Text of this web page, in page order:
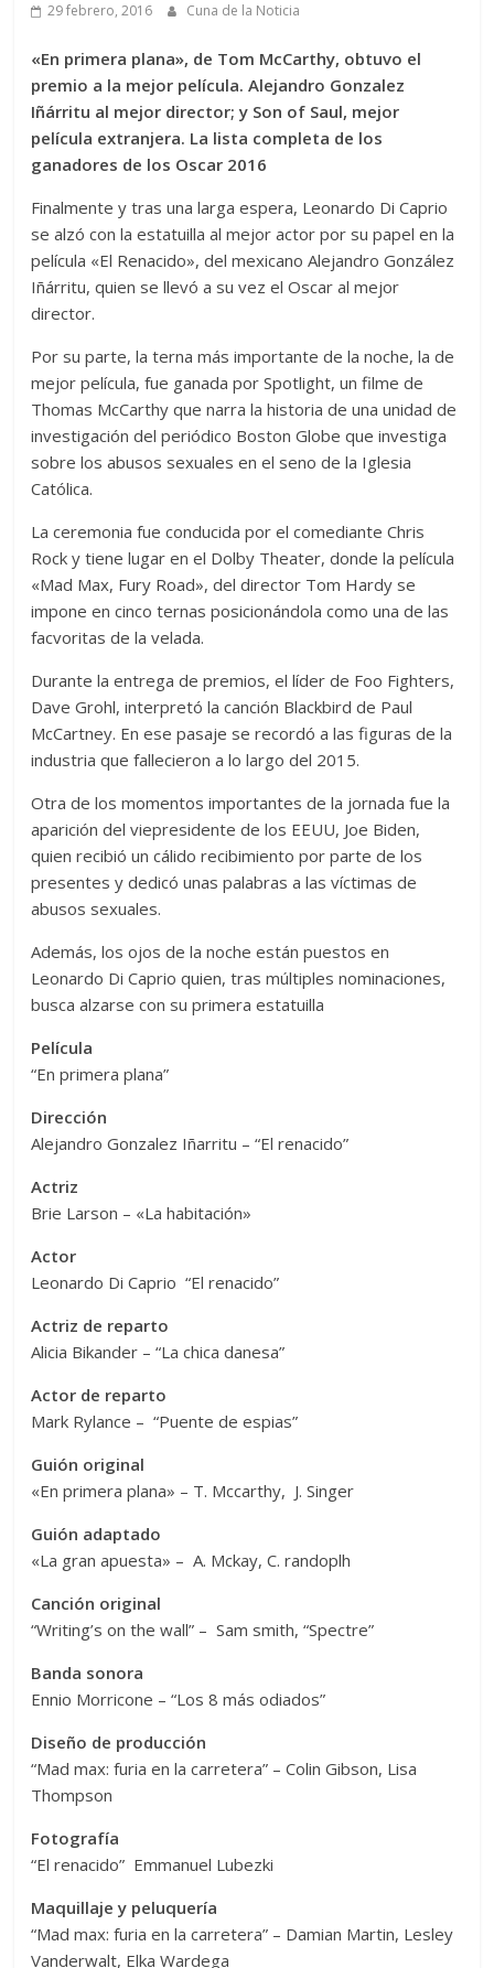
29 febrero, 2016 Cuna de la Noticia
«En primera plana», de Tom McCarthy, obtuvo el
premio a la mejor película. Alejandro Gonzalez
Iñárritu al mejor director; y Son of Saul, mejor
película extranjera. La lista completa de los
ganadores de los Oscar 2016
Finalmente y tras una larga espera, Leonardo Di Caprio
se alzó con la estatuilla al mejor actor por su papel en la
película «El Renacido», del mexicano Alejandro González
Iñárritu, quien se llevó a su vez el Oscar al mejor
director.
Por su parte, la terna más importante de la noche, la de
mejor película, fue ganada por Spotlight, un filme de
Thomas McCarthy que narra la historia de una unidad de
investigación del periódico Boston Globe que investiga
sobre los abusos sexuales en el seno de la Iglesia
Católica.
La ceremonia fue conducida por el comediante Chris
Rock y tiene lugar en el Dolby Theater, donde la película
«Mad Max, Fury Road», del director Tom Hardy se
impone en cinco ternas posicionándola como una de las
facvoritas de la velada.
Durante la entrega de premios, el líder de Foo Fighters,
Dave Grohl, interpretó la canción Blackbird de Paul
McCartney. En ese pasaje se recordó a las figuras de la
industria que fallecieron a lo largo del 2015.
Otra de los momentos importantes de la jornada fue la
aparición del viepresidente de los EEUU, Joe Biden,
quien recibió un cálido recibimiento por parte de los
presentes y dedicó unas palabras a las víctimas de
abusos sexuales.
Además, los ojos de la noche están puestos en
Leonardo Di Caprio quien, tras múltiples nominaciones,
busca alzarse con su primera estatuilla
Película
“En primera plana”
Dirección
Alejandro Gonzalez Iñarritu – “El renacido”
Actriz
Brie Larson – «La habitación»
Actor
Leonardo Di Caprio “El renacido”
Actriz de reparto
Alicia Bikander – “La chica danesa”
Actor de reparto
Mark Rylance – “Puente de espias”
Guión original
«En primera plana» – T. Mccarthy, J. Singer
Guión adaptado
«La gran apuesta» – A. Mckay, C. randoplh
Canción original
“Writing’s on the wall” – Sam smith, “Spectre”
Banda sonora
Ennio Morricone – “Los 8 más odiados”
Diseño de producción
“Mad max: furia en la carretera” – Colin Gibson, Lisa
Thompson
Fotografía
“El renacido” Emmanuel Lubezki
Maquillaje y peluquería
“Mad max: furia en la carretera” – Damian Martin, Lesley
Vanderwalt, Elka Wardega